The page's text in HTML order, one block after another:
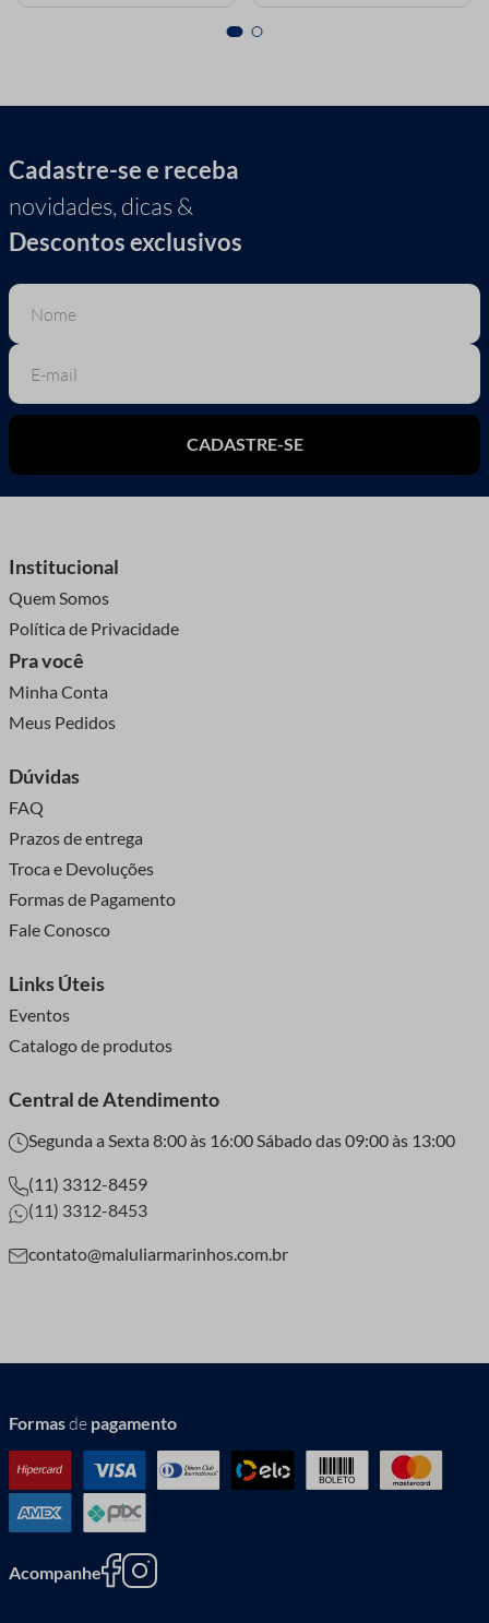
Cadastre-se e receba
novidades, dicas &
Descontos exclusivos
CADASTRE-SE
Institucional
Quem Somos
Política de Privacidade
Pra você
Minha Conta
Meus Pedidos
Dúvidas
FAQ
Prazos de entrega
Troca e Devoluções
Formas de Pagamento
Fale Conosco
Links Úteis
Eventos
Catalogo de produtos
Central de Atendimento
Segunda a Sexta 8:00 às 16:00 Sábado das 09:00 às 13:00
(11) 3312-8459
(11) 3312-8453
contato@maluliarmarinhos.com.br
Formasde pagamento
Acompanhe